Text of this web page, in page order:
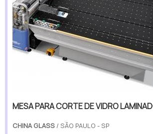
MESA PARA CORTE DE VIDRO
CHINA GLASS / SÃO PAULO - SP